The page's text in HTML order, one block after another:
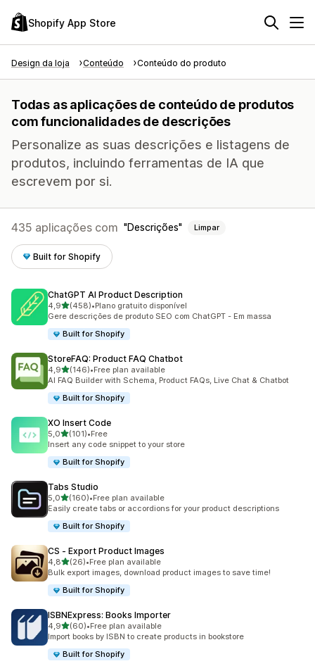
Shopify App Store
Design da loja Conteúdo Conteúdo do produto
Todas as aplicações de conteúdo de produtos
com funcionalidades de descrições
Personalize as suas descrições e listagens de
produtos, incluindo ferramentas de IA que
escrevem por si.
435 aplicações com Descrições Limpar
Built for Shopify
ChatGPT AI Product Description
4,9de 5 estrelas
(458)
458 total de avaliações
•Plano gratuito disponível
Gere descrições de produto SEO com ChatGPT - Em massa
Built for Shopify
StoreFAQ: Product FAQ Chatbot
4,9de 5 estrelas
(146)
146 total de avaliações
•Free plan available
AI FAQ Builder with Schema, Product FAQs, Live Chat & Chatbot
Built for Shopify
XO Insert Code
5,0de 5 estrelas
(101)
101 total de avaliações
•Free
Insert any code snippet to your store
Built for Shopify
Tabs Studio
5,0de 5 estrelas
(160)
160 total de avaliações
•Free plan available
Easily create tabs or accordions for your product descriptions
Built for Shopify
CS ‑ Export Product Images
4,8de 5 estrelas
(26)
26 total de avaliações
•Free plan available
Bulk export images, download product images to save time!
Built for Shopify
ISBNExpress: Books Importer
4,9de 5 estrelas
(60)
60 total de avaliações
•Free plan available
Import books by ISBN to create products in bookstore
Built for Shopify